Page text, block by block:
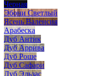
Черная
Эбони Светлый
Ясень Валенсия
Арабеска
Дуб Антик
Дуб Аррива
Дуб Роше
Дуб Сафари
Дуб Эльзас